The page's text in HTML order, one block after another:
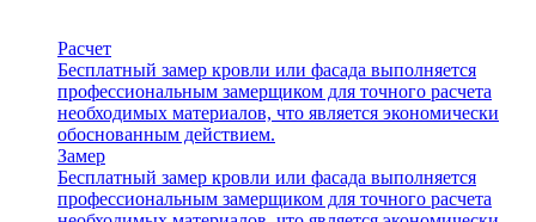
Расчет
Бесплатный замер кровли или фасада выполняется
профессиональным замерщиком для точного расчета
необходимых материалов, что является экономически
обоснованным действием.
Замер
Бесплатный замер кровли или фасада выполняется
профессиональным замерщиком для точного расчета